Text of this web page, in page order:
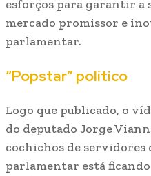
esforços para garantir a
mercado promissor e
parlamentar.
“Popstar” político
Logo que publicado, o
do deputado Jorge
cochichos de servidores
parlamentar está